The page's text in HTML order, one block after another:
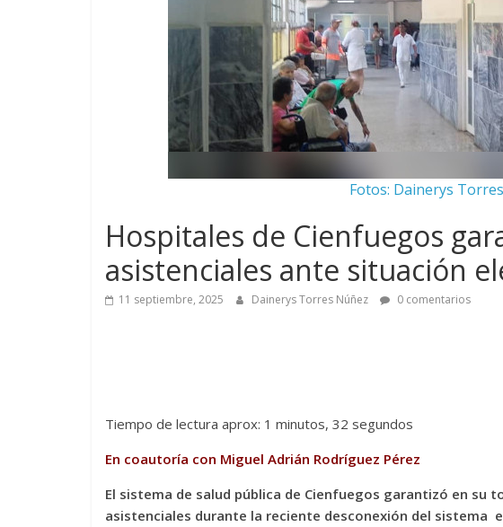
Fotos: Dainerys
Hospitales de Cienfuegos
asistenciales ante situación
11 septiembre, 2025 Dainerys Torres Núñez 0 comentarios
Tiempo de lectura aprox: 1 minutos, 32 segundos
En coautoría con Miguel Adrián Rodríguez Pérez
El sistema de salud pública de Cienfuegos garantizó en su
asistenciales durante la reciente desconexión del sistema